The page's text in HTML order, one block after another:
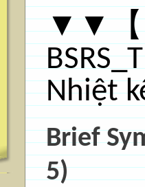
▼▼【
Nhiệt
Brief
5)